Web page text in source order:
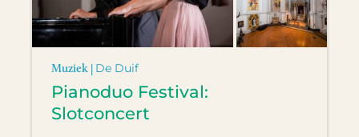
Muziek | De Duif
Pianoduo Festival:
Slotconcert